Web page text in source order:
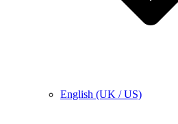
English (UK / US)